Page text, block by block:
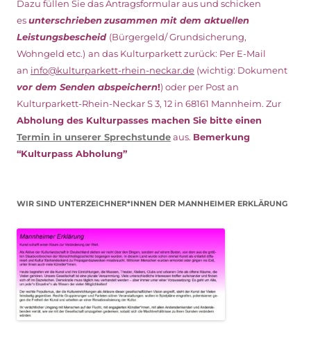
Dazu füllen Sie das Antragsformular aus und schicken
esunterschriebenzusammen mit dem aktuellen
Leistungsbescheid (Bürgergeld/ Grundsicherung,
Wohngeld etc.) an das Kulturparkett zurück: Per E-Mail
an info@kulturparkett-rhein-neckar.de (wichtig: Dokument
vor dem Senden abspeichern!) oder per Post an
Kulturparkett-Rhein-Neckar S 3, 12 in 68161 Mannheim. Zur
Abholung des Kulturpasses machen Sie bitte einen
Termin in unserer Sprechstundeaus. Bemerkung
“Kulturpass Abholung”
WIR SIND UNTERZEICHNER*INNEN DER MANNHEIMER ERKLÄRUNG